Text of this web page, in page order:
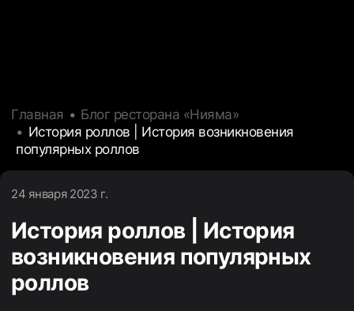
Главная
Блог ресторана «Нияма»
История роллов | История возникновения
популярных роллов
24 января 2023 г.
История роллов | История
возникновения популярных
роллов